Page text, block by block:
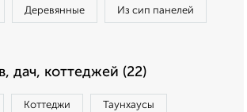
Деревянные Из сип панелей
дач, коттеджей (22)
Коттеджи Таунхаусы